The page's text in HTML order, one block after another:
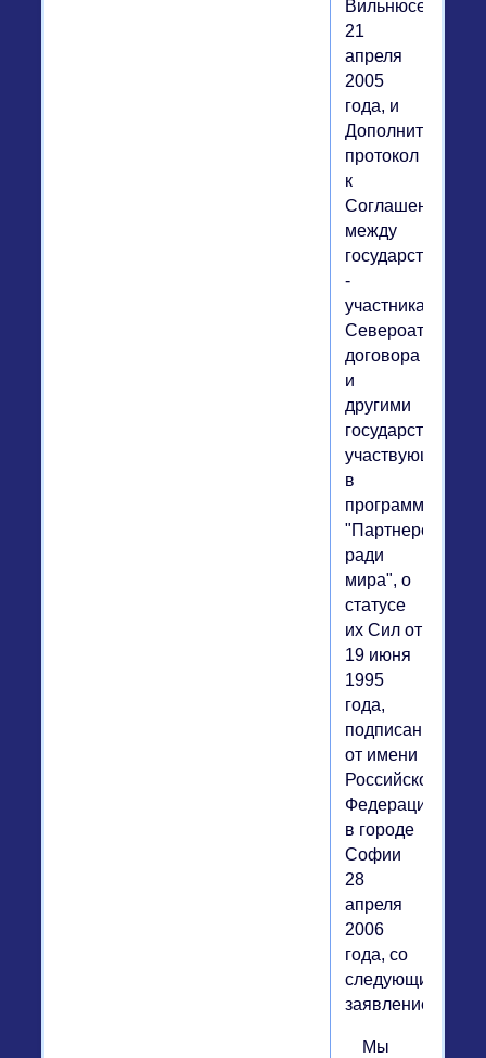
Вильнюсе
21
апреля
2005
года, и
Дополнительный
протокол
к
Соглашению
между
государствами
-
участниками
договора
и
другими
государствами,
участвующими
в
программе
"Партнерство
ради
мира", о
статусе
их Сил от
19 июня
1995
года,
подписанный
от имени
Российской
Федерации
в городе
Софии
28
апреля
2006
года, со
следующим
заявлением
Мы